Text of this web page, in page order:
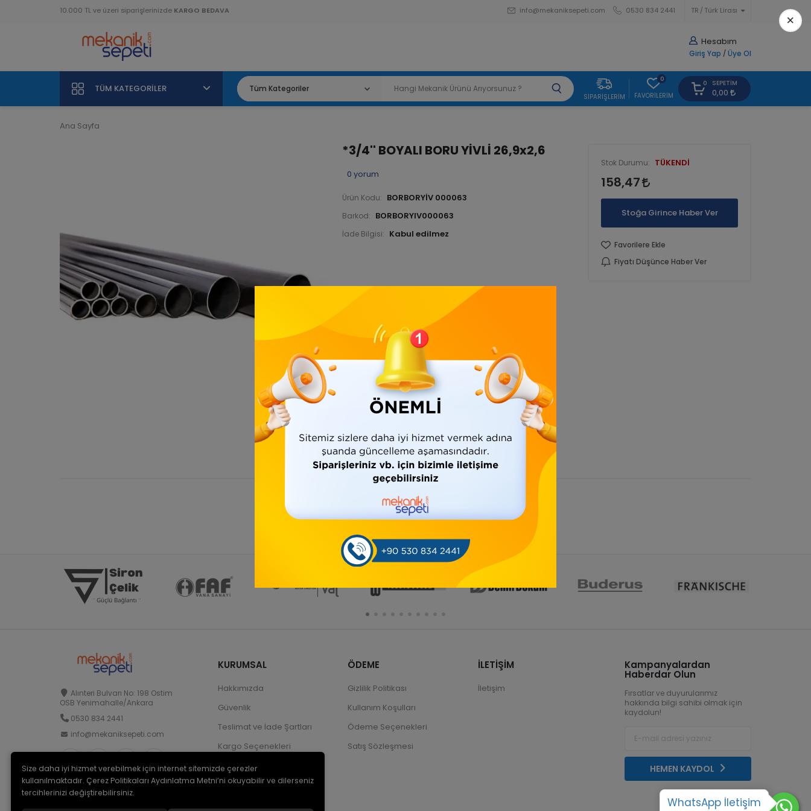
WhatsApp İletişim
10.000 TL ve üzeri siparişlerinizde KARGO BEDAVA TR Türk Lirası
info@mekaniksepeti.com 0530 834 2441
Hesabım
Giriş Yap / Üye Ol
TÜM KATEGORILER
SIPARIŞLERIM
0
FAVORILERIM
0 SEPETIM
0,00
Ana Sayfa
*3/4'' BOYALI BORU YİVLİ 26,9x2,6
0 yorum
Ürün Kodu: BORBORYİV 000063
Barkod: BORBORYIV000063
İade Bilgisi:
Stok Durumu: TÜKENDİ
158,47
Stoğa Girince Haber Ver
Favorilere Ekle
Fiyatı Düşünce Haber Ver
Ürün Bilgisi Yorumlar (0)
Alınteri Bulvarı No: 198 Ostim
OSB Yenimahalle/Ankara
0530 834 2441
info@mekaniksepeti.com
Kampanyalardan
Haberdar Olun
Fırsatlar ve duyurularımız
hakkında bilgi sahibi olmak için
kaydolun!
HEMEN KAYDOL
KURUMSAL
Hakkımızda
Güvenlik
Teslimat ve İade Şartları
Kargo Seçenekleri
ÖDEME
Gizlilik Politikası
Kullanım Koşulları
Ödeme Seçenekleri
Satış Sözleşmesi
İLETİŞİM
İletişim
Size daha iyi hizmet verebilmek için internet sitemizde çerezler
kullanılmaktadır. Çerez Politikaları Aydınlatma Metni’ni okuyabilir ve dilerseniz
tercihlerinizi değiştirebilirsiniz.
×